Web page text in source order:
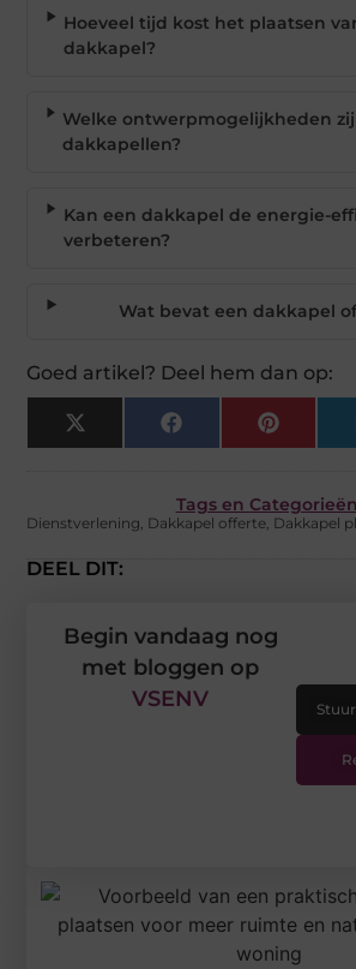
Hoeveel tijd kost het plaatsen
dakkapel?
Welke ontwerpmogelijkheden
dakkapellen?
Kan een dakkapel de energie-
verbeteren?
Wat bevat een dakkapel
Goed artikel? Deel hem dan op:
X
(Twitter)
Facebook
Tags en
Dienstverlening, Dakkapel offerte, Dakkapel
DEEL DIT:
Begin vandaag nog
met bloggen op
VSENV